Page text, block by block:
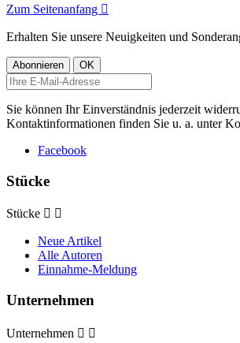
Zum Seitenanfang 
Erhalten Sie unsere Neuigkeiten und
Sie können Ihr Einverständnis jederzeit
Kontaktinformationen finden Sie u. a. unter
Facebook
Stücke
Stücke  
Neue Artikel
Alle Autoren
Einnahme-Meldung
Unternehmen
Unternehmen  